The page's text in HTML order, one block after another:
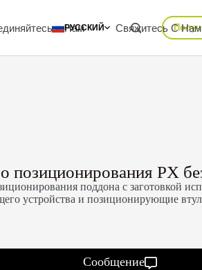
К Нам Свяжитесь С
РУССКИЙ
позиционирования PX
поддона с заготовкой
устройства и позиционирующие
Сообщение